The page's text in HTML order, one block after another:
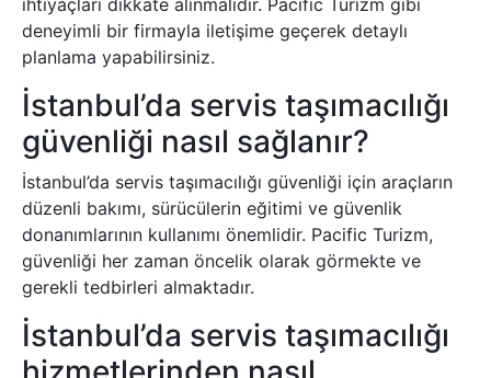
deneyimli bir firmayla iletişime geçerek detaylı
planlama yapabilirsiniz.
İstanbul’da servis taşımacılığı
güvenliği nasıl sağlanır?
İstanbul’da servis taşımacılığı güvenliği için araçların
düzenli bakımı, sürücülerin eğitimi ve güvenlik
donanımlarının kullanımı önemlidir. Pacific Turizm,
güvenliği her zaman öncelik olarak görmekte ve
gerekli tedbirleri almaktadır.
İstanbul’da servis taşımacılığı